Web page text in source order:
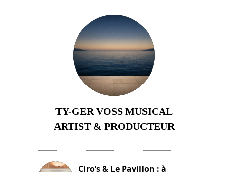
TY-GER VOSS MUSICAL
ARTIST & PRODUCTEUR
Ciro’s & Le Pavillon : à